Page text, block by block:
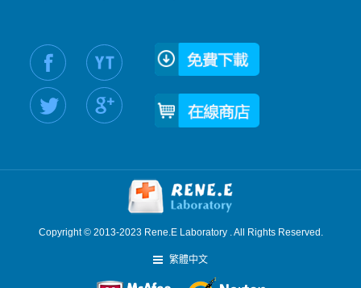
社交媒體信息：
Copyright © 2013-2023 Rene.E Laboratory . All Rights Reserved.
繁體中文